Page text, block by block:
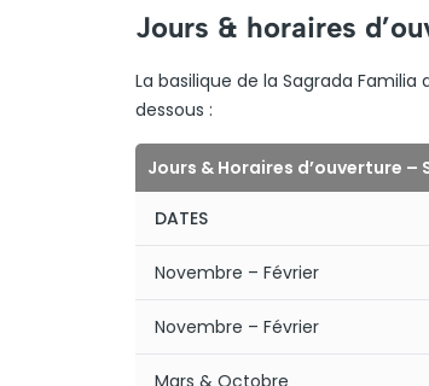
Jours & horaires
La basilique de la Sagrada
dessous :
Jours & Horaires d’ouverture –
DATES
Novembre – Février
Novembre – Février
Mars & Octobre